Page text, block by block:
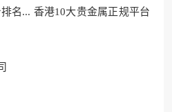
名... 香港10大贵金属正规平台